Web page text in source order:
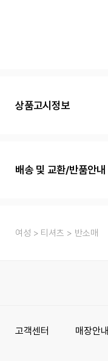
상품고시정보
배송 및 교환/반품안내
여성 티셔츠 반소매
고객센터 매장안내